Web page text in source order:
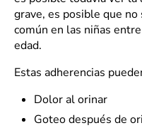
grave, es posible que
común en las niñas
edad.
Estas adherencias
Dolor al orinar
Goteo después de